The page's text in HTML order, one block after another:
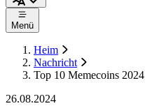
Menü
Heim
Nachricht
Top 10 Memecoins 2024
26.08.2024